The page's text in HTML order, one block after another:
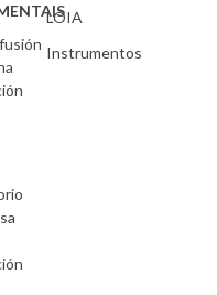
LOIA
Instrumentos